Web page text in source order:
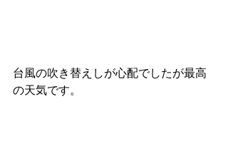
台風の吹き替えしが心配でしたが最高
の天気です。